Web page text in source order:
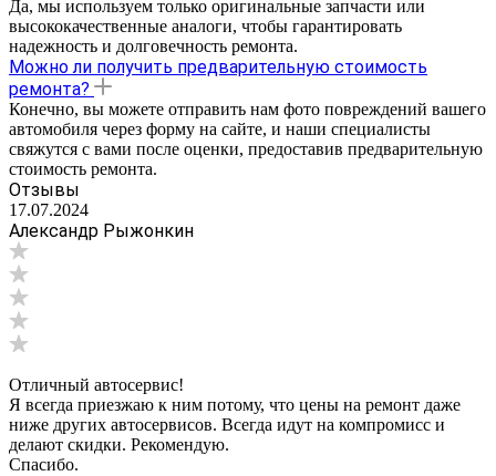
Да, мы используем только оригинальные запчасти или
высококачественные аналоги, чтобы гарантировать
надежность и долговечность ремонта.
Можно ли получить предварительную стоимость
ремонта?
Конечно, вы можете отправить нам фото повреждений вашего
автомобиля через форму на сайте, и наши специалисты
свяжутся с вами после оценки, предоставив предварительную
стоимость ремонта.
Отзывы
17.07.2024
Александр Рыжонкин
Отличный автосервис!
Я всегда приезжаю к ним потому, что цены на ремонт даже
ниже других автосервисов. Всегда идут на компромисс и
делают скидки. Рекомендую.
Спасибо.